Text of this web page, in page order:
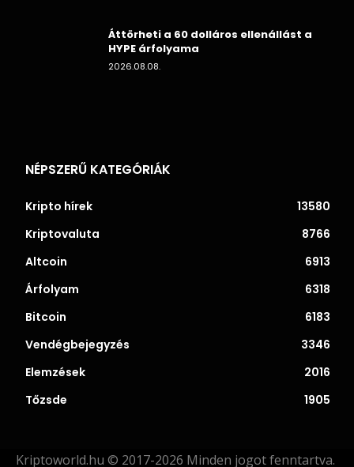
Áttörheti a 60 dolláros ellenállást a
HYPE árfolyama
2026.08.08.
NÉPSZERŰ KATEGÓRIÁK
Kripto hírek
13580
Kriptovaluta
8766
Altcoin
6913
Árfolyam
6318
Bitcoin
6183
Vendégbejegyzés
3346
Elemzések
2016
Tőzsde
1905
Kriptoworld.hu © 2017-2026 Minden jogot fenntartva.